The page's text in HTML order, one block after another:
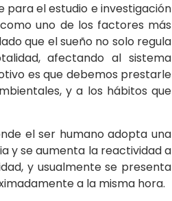
para el estudio e investigación
uno de los factores más
que el sueño no solo regula
afectando al sistema
es que debemos prestarle
y a los hábitos que
el ser humano adopta una
y se aumenta la reactividad a
y usualmente se presenta
a la misma hora.